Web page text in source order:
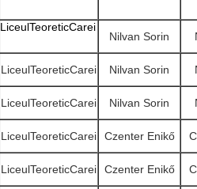
LiceulTeoreticCarei
Nilvan Sorin
LiceulTeoreticCarei Nilvan Sorin
LiceulTeoreticCarei Nilvan Sorin
LiceulTeoreticCarei Czenter Enikő
LiceulTeoreticCarei Czenter Enikő